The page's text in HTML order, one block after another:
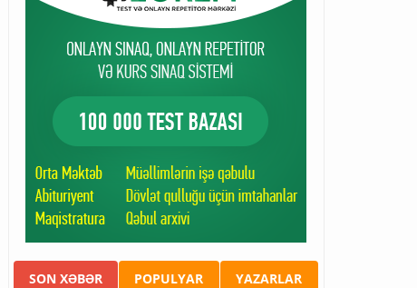
SON XƏBƏR POPULYAR YAZARLAR